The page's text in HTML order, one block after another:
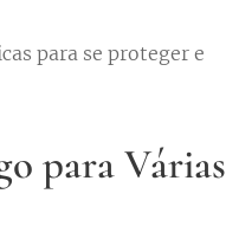
para se proteger e
para Várias